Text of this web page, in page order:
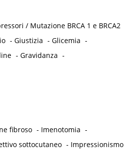
/ Mutazione BRCA 1 e BRCA2
- Giustizia - Glicemia -
- Gravidanza -
fibroso - Imenotomia -
sottocutaneo - Impressionismo